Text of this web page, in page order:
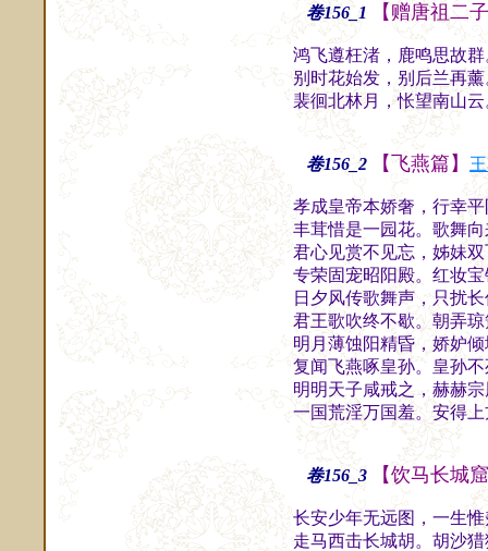
卷156_1 【赠唐祖二
鸿飞遵枉渚，鹿鸣思故
别时花始发，别后兰再
裴徊北林月，怅望南山
卷156_2 【飞燕篇】
孝成皇帝本娇奢，行幸
丰茸惜是一园花。歌舞
君心见赏不见忘，姊妹
专荣固宠昭阳殿。红妆
日夕风传歌舞声，只扰
君王歌吹终不歇。朝弄
明月薄蚀阳精昏，娇妒
复闻飞燕啄皇孙。皇孙
明明天子咸戒之，赫赫
一国荒淫万国羞。安得
卷156_3 【饮马长城
长安少年无远图，一生
走马西击长城胡。胡沙